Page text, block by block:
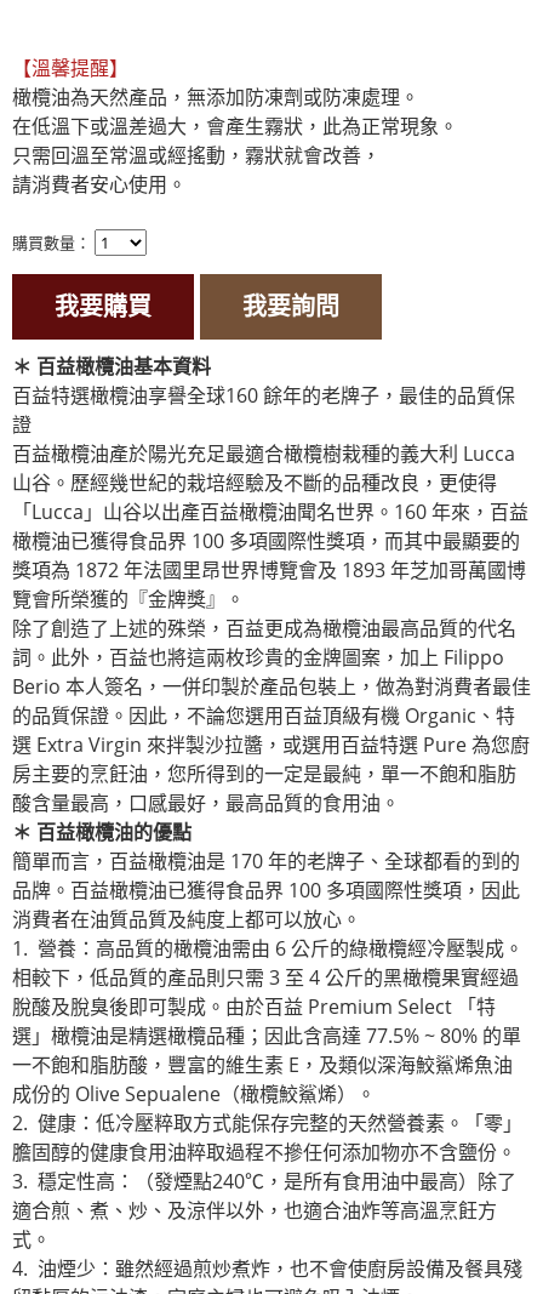
【溫馨提醒】
橄欖油為天然產品，無添加防凍劑或防凍處理。
在低溫下或溫差過大，會產生霧狀，此為正常現象。
只需回溫至常溫或經搖動，霧狀就會改善，
請消費者安心使用。
購買數量：
我要購買 我要詢問
＊ 百益橄欖油基本資料
百益特選橄欖油享譽全球160 餘年的老牌子，最佳的品質保
證
百益橄欖油產於陽光充足最適合橄欖樹栽種的義大利 Lucca
山谷。歷經幾世紀的栽培經驗及不斷的品種改良，更使得
「Lucca」山谷以出產百益橄欖油聞名世界。160 年來，百益
橄欖油已獲得食品界 100 多項國際性獎項，而其中最顯要的
獎項為 1872 年法國里昂世界博覽會及 1893 年芝加哥萬國博
覽會所榮獲的『金牌獎』。
除了創造了上述的殊榮，百益更成為橄欖油最高品質的代名
詞。此外，百益也將這兩枚珍貴的金牌圖案，加上 Filippo
Berio 本人簽名，一併印製於產品包裝上，做為對消費者最佳
的品質保證。因此，不論您選用百益頂級有機 Organic、特
選 Extra Virgin 來拌製沙拉醬，或選用百益特選 Pure 為您廚
房主要的烹飪油，您所得到的一定是最純，單一不飽和脂肪
酸含量最高，口感最好，最高品質的食用油。
＊ 百益橄欖油的優點
簡單而言，百益橄欖油是 170 年的老牌子、全球都看的到的
品牌。百益橄欖油已獲得食品界 100 多項國際性獎項，因此
消費者在油質品質及純度上都可以放心。
1. 營養：高品質的橄欖油需由 6 公斤的綠橄欖經冷壓製成。
相較下，低品質的產品則只需 3 至 4 公斤的黑橄欖果實經過
脫酸及脫臭後即可製成。由於百益 Premium Select 「特
選」橄欖油是精選橄欖品種；因此含高達 77.5% ~ 80% 的單
一不飽和脂肪酸，豐富的維生素 E，及類似深海鮫鯊烯魚油
成份的 Olive Sepualene（橄欖鮫鯊烯）。
2. 健康：低冷壓粹取方式能保存完整的天然營養素。「零」
膽固醇的健康食用油粹取過程不摻任何添加物亦不含鹽份。
3. 穩定性高：（發煙點240℃，是所有食用油中最高）除了
適合煎、煮、炒、及涼伴以外，也適合油炸等高溫烹飪方
式。
4. 油煙少：雖然經過煎炒煮炸，也不會使廚房設備及餐具殘